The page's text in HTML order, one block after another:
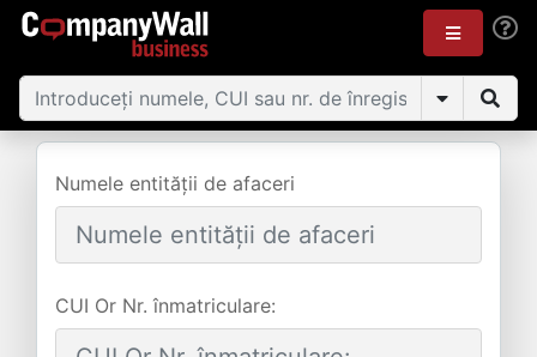
Numele entității de afaceri
CUI Or Nr. înmatriculare: